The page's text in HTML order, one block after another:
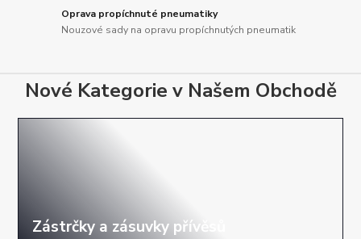
Oprava propíchnuté pneumatiky
Nouzové sady na opravu propíchnutých pneumatik
Nové Kategorie v Našem Obchodě